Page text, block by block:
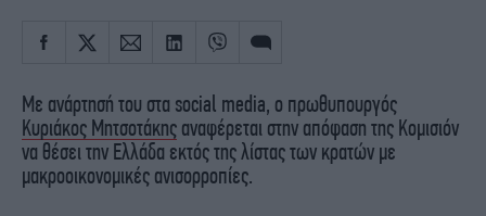
Με ανάρτησή του στα social media, ο πρωθυπουργός
Κυριάκος Μητσοτάκης αναφέρεται στην απόφαση της Κομισιόν
να θέσει την Ελλάδα εκτός της λίστας των κρατών με
μακροοικονομικές ανισορροπίες.